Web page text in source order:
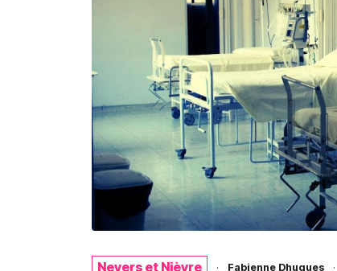
Nevers et Nièvre · Fabienne Dhugues ·